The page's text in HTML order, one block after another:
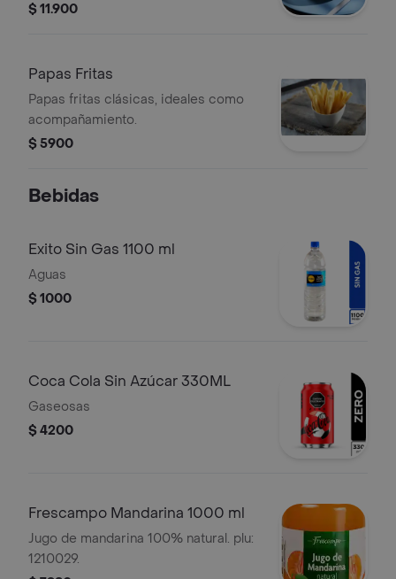
$ 11.900
Papas Fritas
Papas fritas clásicas, ideales como
acompañamiento.
$ 5900
Bebidas
Exito Sin Gas 1100 ml
Aguas
$ 1000
Coca Cola Sin Azúcar 330ML
Gaseosas
$ 4200
Frescampo Mandarina 1000 ml
Jugo de mandarina 100% natural. plu:
1210029.